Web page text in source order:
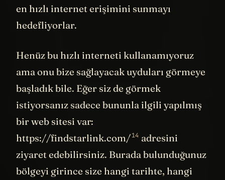
2027 yılına kadar dünyanın her yerinden
en hızlı internet erişimini sunmayı
Henüz bu hızlı interneti kullanamıyoruz
ama onu bize sağlayacak uyduları görmeye
başladık bile. Eğer siz de görmek
istiyorsanız sadece bununla ilgili yapılmış
bir web sitesi var:
https://findstarlink.com/ 14 adresini
ziyaret edebilirsiniz. Burada bulunduğunuz